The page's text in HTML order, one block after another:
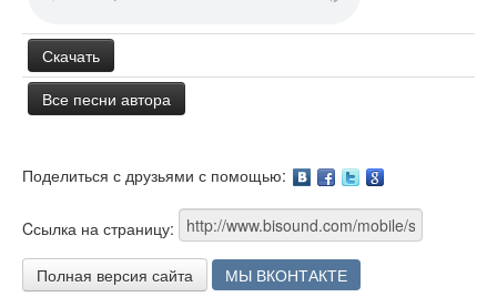
Скачать
Все песни автора
Поделиться с друзьями с помощью:
Cсылка на страницу:
Полная версия сайта МЫ ВКОНТАКТЕ